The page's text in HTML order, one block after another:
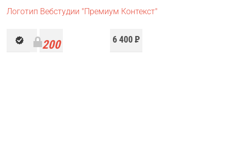
6 400Р
Логотип Вебстудии "Премиум Контекст"
200